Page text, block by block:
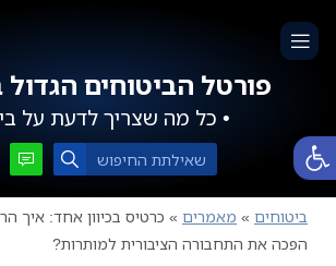
פתח סרגל נגישות
פורטל הביטוחים
• כל מה שצריך לדעת על
ביטוחים » מאמרים » כרטיס בכיוון אחד: איך
הפכה את התחבורה הציבורית למותרות?